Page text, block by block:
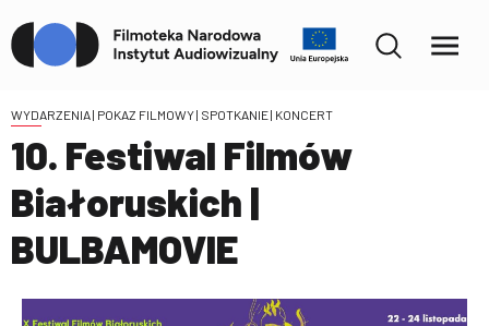
WYDARZENIA| POKAZ FILMOWY | SPOTKANIE | KONCERT
10. Festiwal Filmów
Białoruskich |
BULBAMOVIE